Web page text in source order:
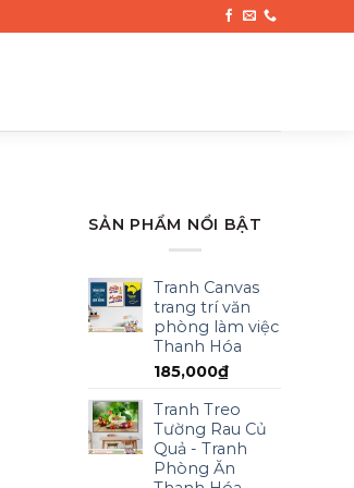
SẢN PHẨM NỔI BẬT
Tranh Canvas
trang trí văn
phòng làm việc
Thanh Hóa
185,000₫
Tranh Treo
Tường Rau Củ
Quả - Tranh
Phòng Ăn